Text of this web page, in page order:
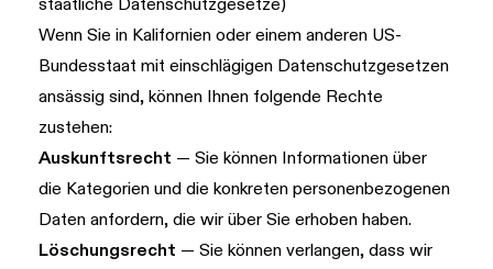
staatliche Datenschutzgesetze)
Wenn Sie in Kalifornien oder einem anderen US-
Bundesstaat mit einschlägigen Datenschutzgesetzen
ansässig sind, können Ihnen folgende Rechte
zustehen:
Auskunftsrecht — Sie können Informationen über
die Kategorien und die konkreten personenbezogenen
Daten anfordern, die wir über Sie erhoben haben.
Löschungsrecht — Sie können verlangen, dass wir